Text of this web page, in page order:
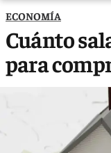
ECONOMÍA
Cuánto
para